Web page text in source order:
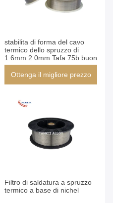
stabilita di forma del cavo
termico dello spruzzo di
1.6mm 2.0mm Tafa 75b buon
Ottenga il migliore prezzo
Filtro di saldatura a spruzzo
termico a base di nichel